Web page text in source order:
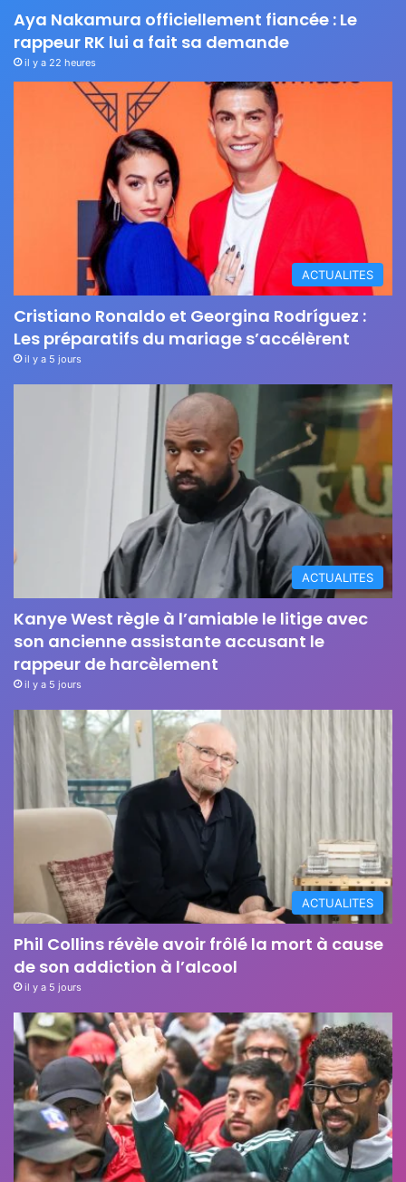
Aya Nakamura officiellement fiancée : Le
rappeur RK lui a fait sa demande
il y a 22 heures
ACTUALITES
Cristiano Ronaldo et Georgina Rodríguez :
Les préparatifs du mariage s’accélèrent
il y a 5 jours
ACTUALITES
Kanye West règle à l’amiable le litige avec
son ancienne assistante accusant le
rappeur de harcèlement
il y a 5 jours
ACTUALITES
Phil Collins révèle avoir frôlé la mort à cause
de son addiction à l’alcool
il y a 5 jours